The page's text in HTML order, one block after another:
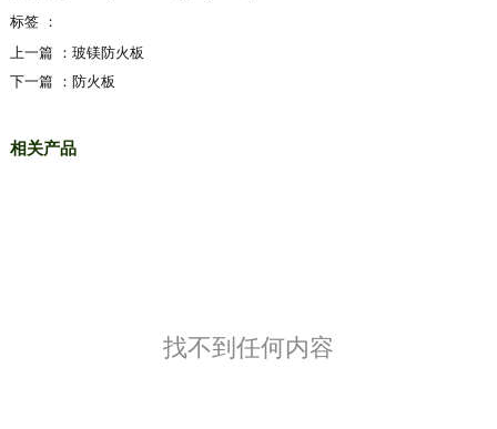
标签 ：
上一篇 ： 玻镁防火板
下一篇 ： 防火板
相关产品
找不到任何内容